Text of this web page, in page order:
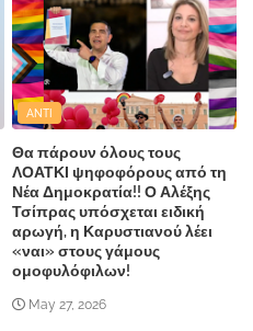
ANTI
Θα πάρουν όλους τους
ΛΟΑΤΚΙ ψηφοφόρους από τη
Νέα Δημοκρατία!! Ο Αλέξης
Τσίπρας υπόσχεται ειδική
αρωγή, η Καρυστιανού λέει
«ναι» στους γάμους
ομοφυλόφιλων!
May 27, 2026